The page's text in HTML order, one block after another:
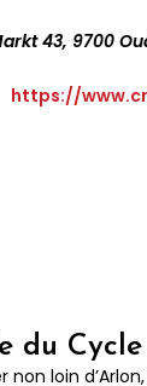
43, 9700
https://
du
non loin